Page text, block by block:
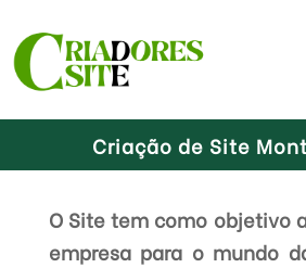
Criação de Site
O Site tem como objetivo
empresa para o mundo